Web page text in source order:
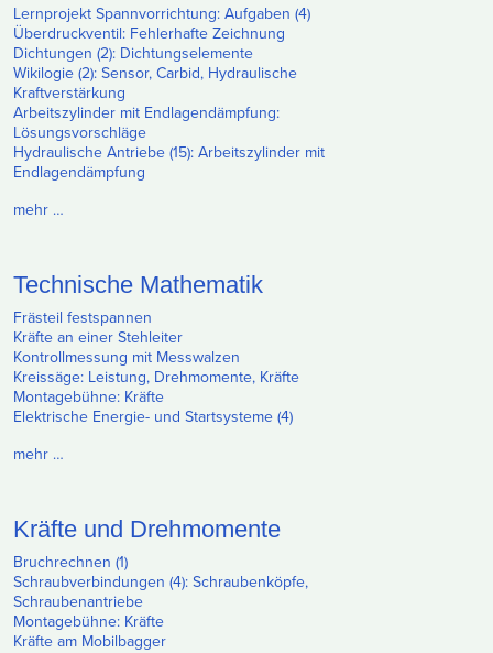
Lernprojekt Spannvorrichtung: Aufgaben (4)
Überdruckventil: Fehlerhafte Zeichnung
Dichtungen (2): Dichtungselemente
Wikilogie (2): Sensor, Carbid, Hydraulische
Kraftverstärkung
Arbeitszylinder mit Endlagendämpfung:
Lösungsvorschläge
Hydraulische Antriebe (15): Arbeitszylinder mit
Endlagendämpfung
mehr …
Technische Mathematik
Frästeil festspannen
Kräfte an einer Stehleiter
Kontrollmessung mit Messwalzen
Kreissäge: Leistung, Drehmomente, Kräfte
Montagebühne: Kräfte
Elektrische Energie- und Startsysteme (4)
mehr …
Kräfte und Drehmomente
Bruchrechnen (1)
Schraubverbindungen (4): Schraubenköpfe,
Schraubenantriebe
Montagebühne: Kräfte
Kräfte am Mobilbagger